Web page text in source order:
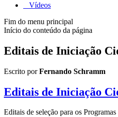
Vídeos
Fim do menu principal
Início do conteúdo da página
Editais de Iniciação
Escrito porFernando Schramm
Editais de Iniciação
Editais de seleção para os